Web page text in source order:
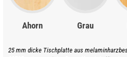
Ahorn Grau
25 mm dicke Tischplatte aus